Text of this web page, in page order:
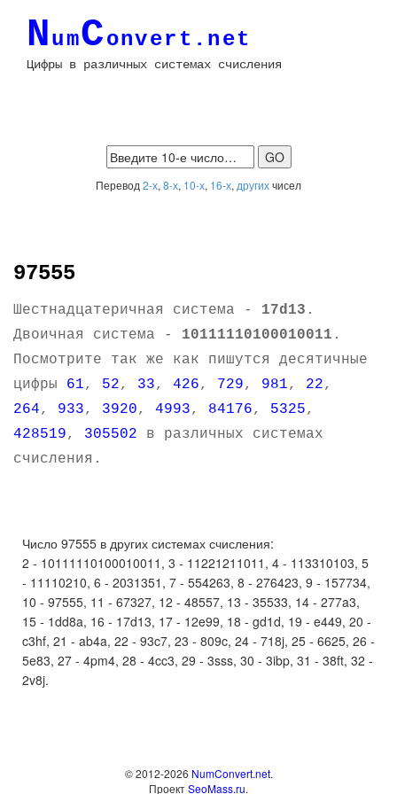
NumConvert.net
Цифры в различных системах счисления
Перевод 2-х, 8-х, 10-х, 16-х, другихчисел
97555
Шестнадцатеричная система - 17d13 .
Двоичная система - 10111110100010011 .
Посмотрите так же как пишутся десятичные
цифры 61, 52, 33, 426, 729, 981, 22,
264, 933, 3920, 4993, 84176, 5325,
428519, 305502 в различных системах
счисления.
Число 97555 в других системах счисления:
2 - 10111110100010011, 3 - 11221211011, 4 - 113310103, 5
- 11110210, 6 - 2031351, 7 - 554263, 8 - 276423, 9 - 157734,
10 - 97555, 11 - 67327, 12 - 48557, 13 - 35533, 14 - 277a3,
15 - 1dd8a, 16 - 17d13, 17 - 12e99, 18 - gd1d, 19 - e449, 20 -
c3hf, 21 - ab4a, 22 - 93c7, 23 - 809c, 24 - 718j, 25 - 6625, 26 -
5e83, 27 - 4pm4, 28 - 4cc3, 29 - 3sss, 30 - 3ibp, 31 - 38ft, 32 -
2v8j.
© 2012-2026 NumConvert.net.
ПроектSeoMass.ru.